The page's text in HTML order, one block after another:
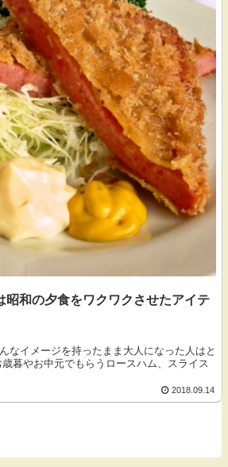
昭和の夕食をワクワクさせたアイテ
なイメージを持ったまま大人になった人はと
暮やお中元でもらうロースハム、スライス
2018.09.14